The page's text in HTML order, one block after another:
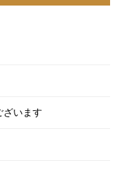
ざいます